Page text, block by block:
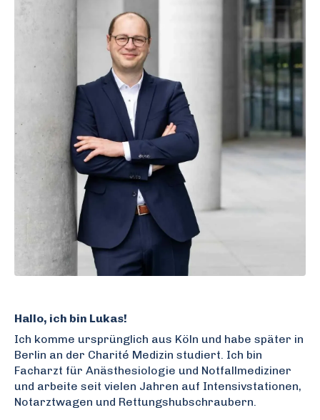
Hallo, ich bin Lukas!
Ich komme ursprünglich aus Köln und habe später in
Berlin an der Charité Medizin studiert. Ich bin
Facharzt für Anästhesiologie und Notfallmediziner
und arbeite seit vielen Jahren auf Intensivstationen,
Notarztwagen und Rettungshubschraubern.